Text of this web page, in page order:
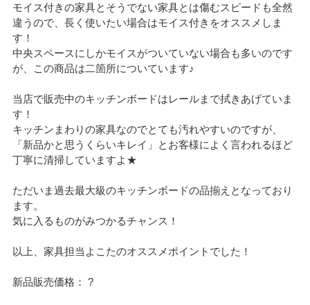
モイス付きの家具とそうでない家具とは傷むスピードも全然
違うので、長く使いたい場合はモイス付きをオススメしま
す！
中央スペースにしかモイスがついていない場合も多いのです
が、この商品は二箇所についています♪
当店で販売中のキッチンボードはレールまで拭きあげていま
す！
キッチンまわりの家具なのでとても汚れやすいのですが、
「新品かと思うくらいキレイ」とお客様によく言われるほど
丁寧に清掃していますよ★
ただいま過去最大級のキッチンボードの品揃えとなっており
ます。
気に入るものがみつかるチャンス！
以上、家具担当よこたのオススメポイントでした！
新品販売価格： ?